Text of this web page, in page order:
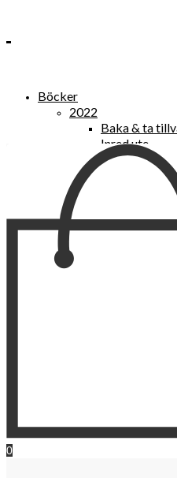
Böcker
2022
Baka & ta
Inred ute
Power Women
2021
Kvinnan som
“Vi vill nytt, vi
Sånger vid
Sannas
Happy skin :
Det lilla
I
Self Love –
Hur du blir
Äldre och
Häxans
Gud gav oss
0